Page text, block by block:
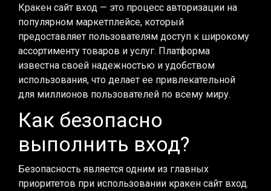
Кракен сайт вход — это процесс авторизации на
популярном маркетплейсе, который
предоставляет пользователям доступ к широкому
ассортименту товаров и услуг. Платформа
известна своей надежностью и удобством
использования, что делает ее привлекательной
для миллионов пользователей по всему миру.
Как безопасно
выполнить вход?
Безопасность является одним из главных
приоритетов при использовании кракен сайт вход.